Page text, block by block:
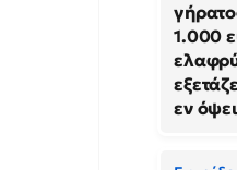
1.000
εν